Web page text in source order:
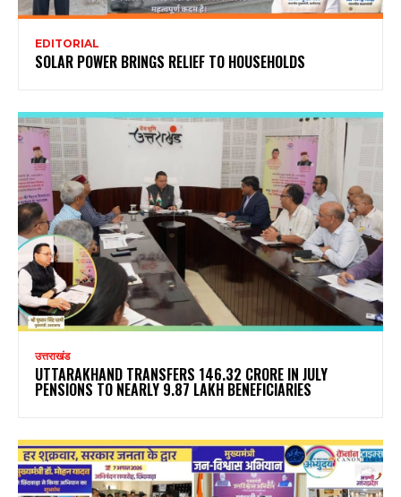
EDITORIAL
SOLAR POWER BRINGS RELIEF TO HOUSEHOLDS
उत्तराखंड
UTTARAKHAND TRANSFERS ₹146.32 CRORE IN JULY
PENSIONS TO NEARLY 9.87 LAKH BENEFICIARIES